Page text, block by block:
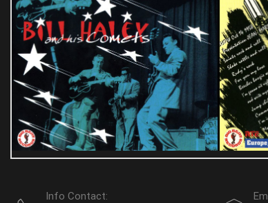
Info Contact: